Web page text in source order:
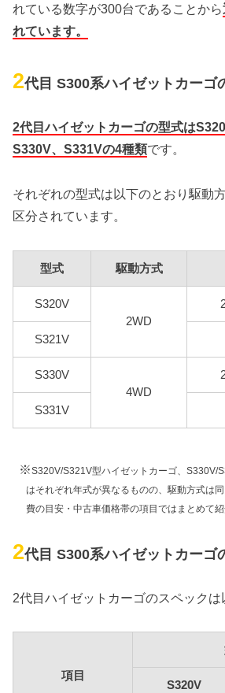
れている数字が300台であることから
れています。
2代目 S300系ハイゼットカーゴ
2代目ハイゼットカーゴの型式は
S330V、S331Vの4種類です。
それぞれの型式は以下のとおり駆動
区分されています。
型式 駆動方式
S320V
2WD
S321V
S330V
4WD
S331V
※S320V/S321V型ハイゼットカーゴ、S330V/
はそれぞれ年式が異なるものの、駆動方式は
費の目安・中古車価格帯の項目ではまとめて紹
2代目 S300系ハイゼットカーゴ
2代目ハイゼットカーゴのスペックは
項目
S320V